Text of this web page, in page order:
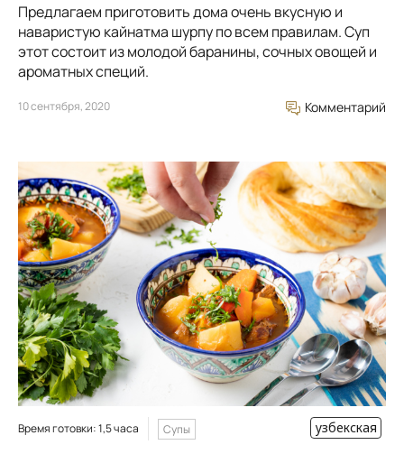
Предлагаем приготовить дома очень вкусную и
наваристую кайнатма шурпу по всем правилам. Суп
этот состоит из молодой баранины, сочных овощей и
ароматных специй.
10 сентября, 2020 Комментарий
Время готовки: 1,5 часа Супы узбекская